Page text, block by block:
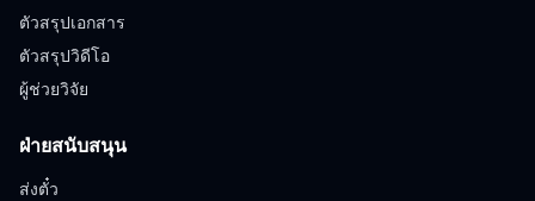
ตัวสรุปเอกสาร
ตัวสรุปวิดีโอ
ผู้ช่วยวิจัย
ฝ่ายสนับสนุน
ส่งตั๋ว